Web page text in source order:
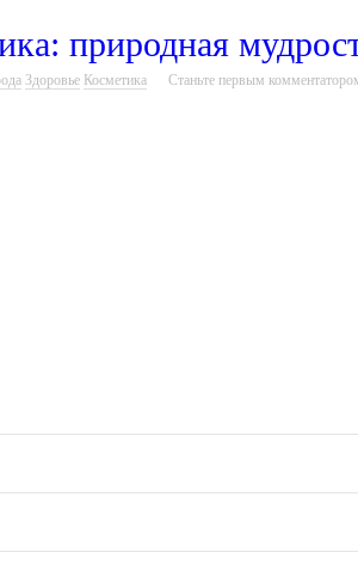
природная
Здоровье Косметика Станьте первым